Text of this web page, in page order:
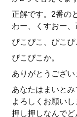
正解です。2番の
わー、くすおー、
ぴこぴこ、ぴこぴ
ぴこぴこか。
ありがとうござい
あなたはまいと
よろしくお願い
押し押しなんでど